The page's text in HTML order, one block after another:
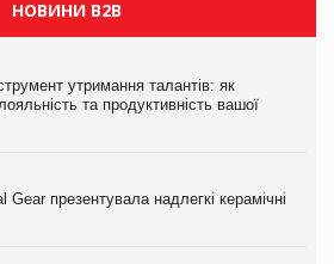
НОВИНИ B2B
утримання талантів: як
та продуктивність вашої
презентувала надлегкі керамічні